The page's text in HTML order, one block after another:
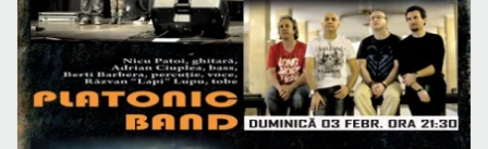
GALERII FOTO
BILETE
Autentificare